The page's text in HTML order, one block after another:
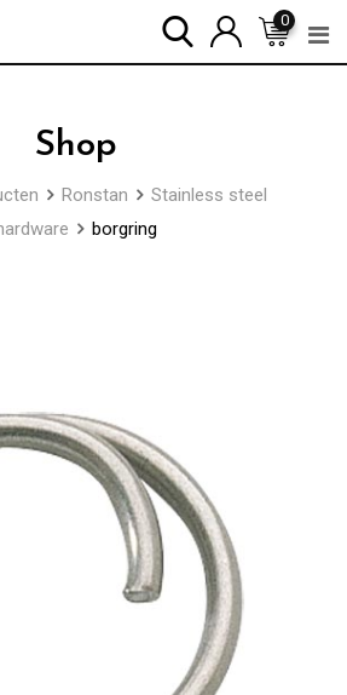
0
Shop
Ronstan
Stainless steel
borgring